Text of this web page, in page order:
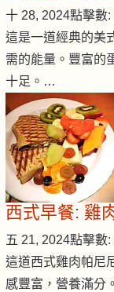
十 28, 2024點擊數:
這是一道經典的美
需的能量。豐富的
十足。…
西式早餐: 雞
五 21, 2024點擊數:
這道西式雞肉帕尼
感豐富，營養滿分